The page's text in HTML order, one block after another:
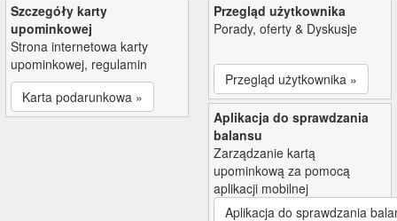
Szczegóły karty
upominkowej
Strona internetowa karty
upominkowej, regulamin
Karta podarunkowa »
Przegląd użytkownika
Porady, oferty & Dyskusje
Przegląd użytkownika »
Aplikacja do sprawdzania
balansu
Zarządzanie kartą
upominkową za pomocą
aplikacji mobilnej
Aplikacja do sprawdzania